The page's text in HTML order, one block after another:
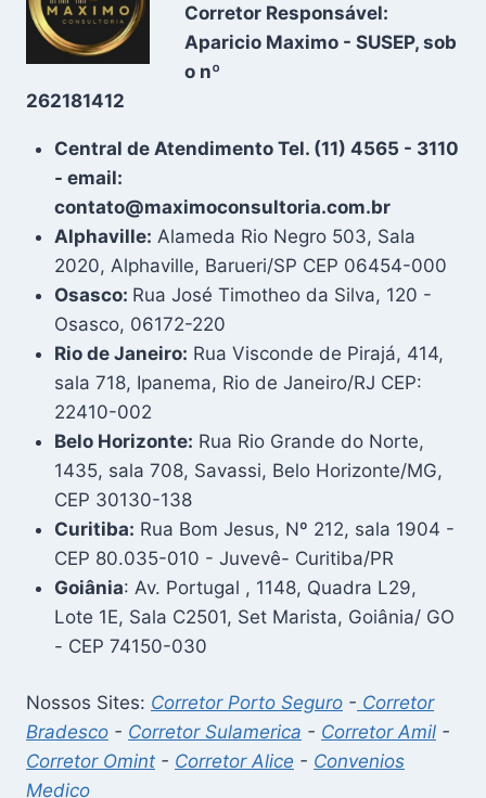
Corretor Responsável:
Aparicio Maximo - SUSEP, sob
o nº
262181412
Central de Atendimento Tel. (11) 4565 - 3110
- email:
contato@maximoconsultoria.com.br
Alphaville: Alameda Rio Negro 503, Sala
2020, Alphaville, Barueri/SP CEP 06454-000
Osasco: Rua José Timotheo da Silva, 120 -
Osasco, 06172-220
Rio de Janeiro: Rua Visconde de Pirajá, 414,
sala 718, Ipanema, Rio de Janeiro/RJ CEP:
22410-002
Belo Horizonte: Rua Rio Grande do Norte,
1435, sala 708, Savassi, Belo Horizonte/MG,
CEP 30130-138
Curitiba: Rua Bom Jesus, Nº 212, sala 1904 -
CEP 80.035-010 - Juvevê- Curitiba/PR
Goiânia: Av. Portugal , 1148, Quadra L29,
Lote 1E, Sala C2501, Set Marista, Goiânia/ GO
- CEP 74150-030
Nossos Sites: Corretor Porto Seguro - Corretor
Bradesco - Corretor Sulamerica - Corretor Amil -
Corretor Omint - Corretor Alice - Convenios
Medico